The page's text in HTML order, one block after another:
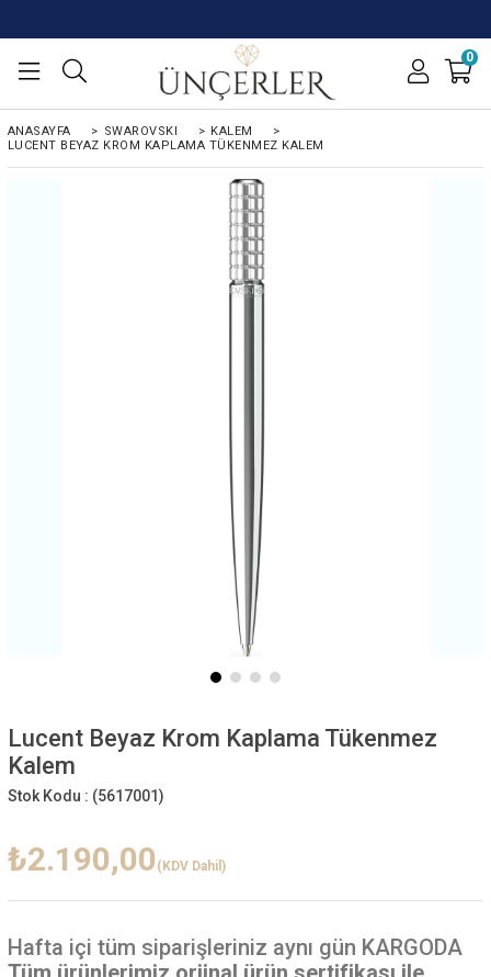
0
ANASAYFA > SWAROVSKI > KALEM
>
LUCENT BEYAZ KROM KAPLAMA TÜKENMEZ KALEM
Lucent Beyaz Krom Kaplama Tükenmez
Kalem
Stok Kodu : (5617001)
₺2.190,00 (KDV Dahil)
Hafta içi tüm siparişleriniz aynı gün KARGODA